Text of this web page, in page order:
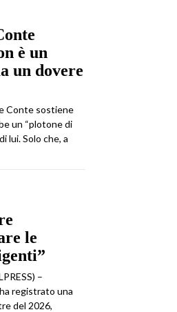
è un
un dovere
Conte sostiene
un “plotone di
lui. Solo che, a
le
–
registrato una
del 2026,